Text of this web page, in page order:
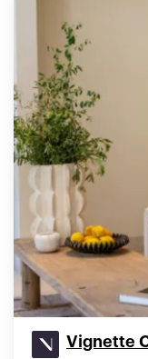
Vignette